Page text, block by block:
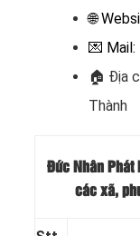
🌐
💌 Mail:
🏠 Địa
Thành
Đức Nhân Phát
các xã,